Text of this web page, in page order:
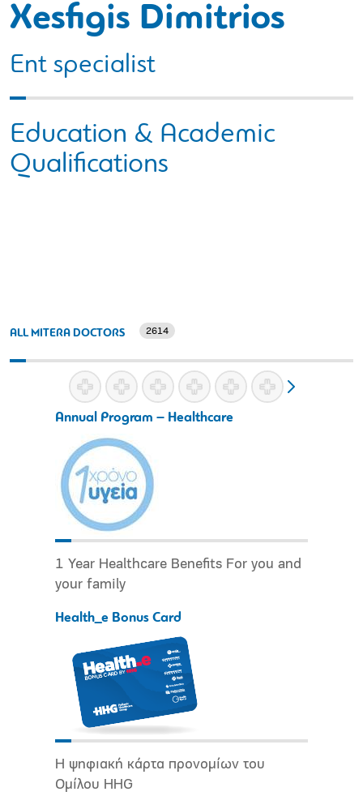
Xesfigis Dimitrios
Ent specialist
Education & Academic
Qualifications
ALL MITERA DOCTORS 2614
Annual Program – Healthcare
1 Year Healthcare Benefits For you and
your family
Health_e Bonus Card
Η ψηφιακή κάρτα προνομίων του
Ομίλου HHG